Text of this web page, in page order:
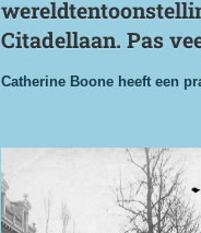
Citadellaan. Pas
Catherine Boone heeft een